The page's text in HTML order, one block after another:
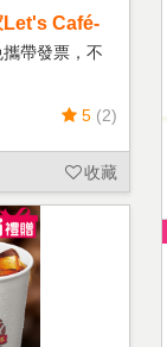
Let's Café-
帶發票，不
5 (2)
收藏